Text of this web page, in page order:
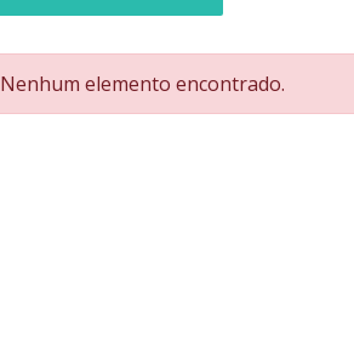
Nenhum elemento encontrado.